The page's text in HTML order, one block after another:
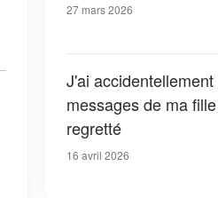
gages pour payer mon
toute tremblante au
magasin
27 mars 2026
J'ai
messages de ma
regretté
16 avril 2026